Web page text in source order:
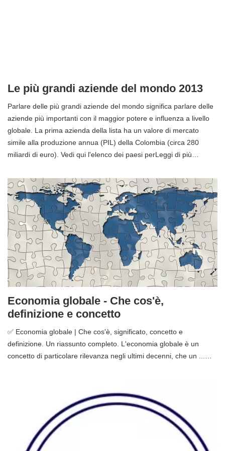
Le più grandi aziende del mondo 2013
Parlare delle più grandi aziende del mondo significa parlare delle
aziende più importanti con il maggior potere e influenza a livello
globale. La prima azienda della lista ha un valore di mercato
simile alla produzione annua (PIL) della Colombia (circa 280
miliardi di euro). Vedi qui l'elenco dei paesi perLeggi di più…
Economia globale - Che cos'è,
definizione e concetto
✅ Economia globale | Che cos'è, significato, concetto e
definizione. Un riassunto completo. L'economia globale è un
concetto di particolare rilevanza negli ultimi decenni, che un ...…